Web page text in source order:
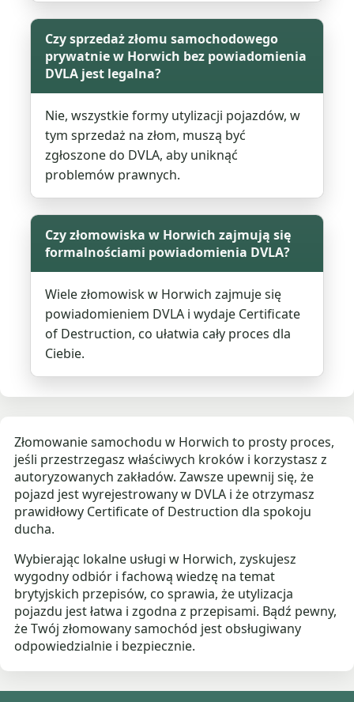
Czy sprzedaż złomu samochodowego
prywatnie w Horwich bez powiadomienia
DVLA jest legalna?
Nie, wszystkie formy utylizacji pojazdów, w
tym sprzedaż na złom, muszą być
zgłoszone do DVLA, aby uniknąć
problemów prawnych.
Czy złomowiska w Horwich zajmują się
formalnościami powiadomienia DVLA?
Wiele złomowisk w Horwich zajmuje się
powiadomieniem DVLA i wydaje Certificate
of Destruction, co ułatwia cały proces dla
Ciebie.
Złomowanie samochodu w Horwich to prosty proces,
jeśli przestrzegasz właściwych kroków i korzystasz z
autoryzowanych zakładów. Zawsze upewnij się, że
pojazd jest wyrejestrowany w DVLA i że otrzymasz
prawidłowy Certificate of Destruction dla spokoju
ducha.
Wybierając lokalne usługi w Horwich, zyskujesz
wygodny odbiór i fachową wiedzę na temat
brytyjskich przepisów, co sprawia, że utylizacja
pojazdu jest łatwa i zgodna z przepisami. Bądź pewny,
że Twój złomowany samochód jest obsługiwany
odpowiedzialnie i bezpiecznie.